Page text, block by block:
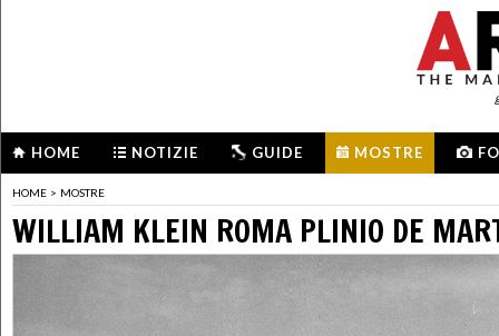
HOME NOTIZIE GUIDE MOSTRE
HOME > MOSTRE
WILLIAM KLEIN ROMA PLINIO DE